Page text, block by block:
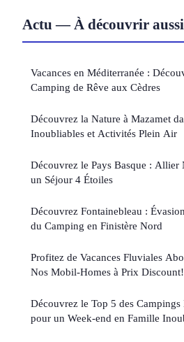
Actu — À découvrir aussi
Vacances en Méditerranée :
Camping de Rêve aux Cèdres
Découvrez la Nature à Mazamet
Inoubliables et Activités Plein Air
Découvrez le Pays Basque : Allier
un Séjour 4 Étoiles
Découvrez Fontainebleau :
du Camping en Finistère Nord
Profitez de Vacances Fluviales
Nos Mobil-Homes à Prix Discount!
Découvrez le Top 5 des
pour un Week-end en Famille